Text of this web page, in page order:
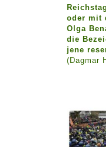
oder mit
Olga
die
jene
(Dagmar